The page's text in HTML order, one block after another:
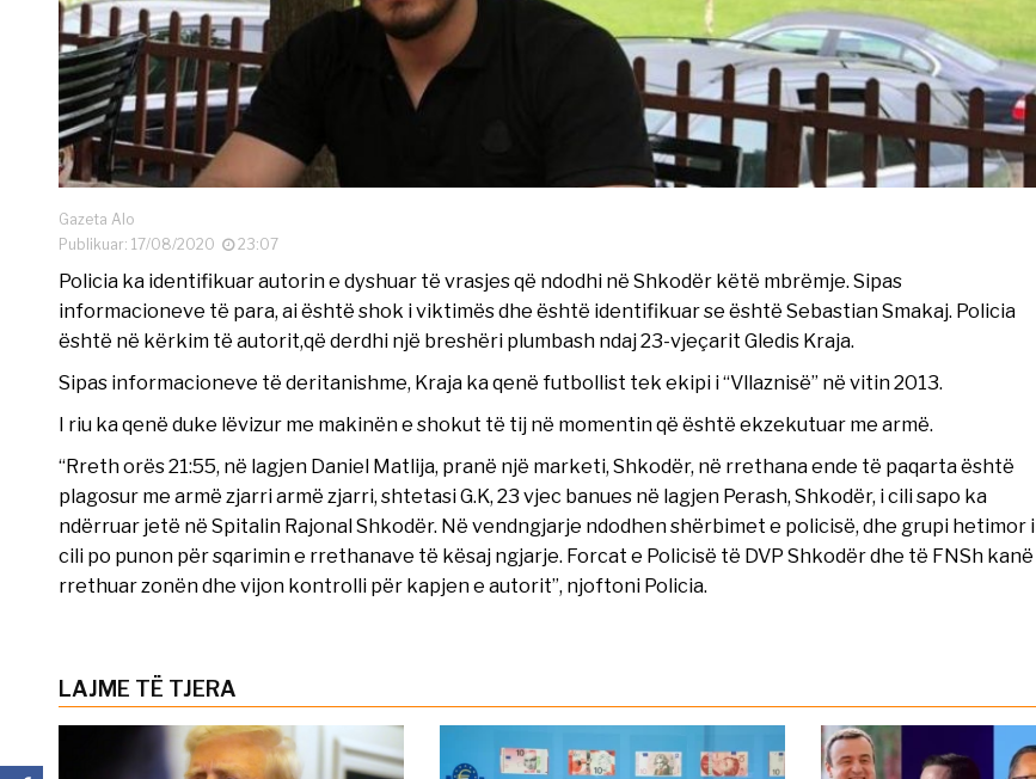
Gazeta Alo
Publikuar: 17/08/2020
23:07
Policia ka identifikuar autorin e dyshuar të vrasjes që ndodhi në Shkodër këtë mbrëmje. Sipas
informacioneve të para, ai është shok i viktimës dhe është identifikuar se është Sebastian Smakaj. Policia
është në kërkim të autorit,që derdhi një breshëri plumbash ndaj 23-vjeçarit Gledis Kraja.
Sipas informacioneve të deritanishme, Kraja ka qenë futbollist tek ekipi i “Vllaznisë” në vitin 2013.
I riu ka qenë duke lëvizur me makinën e shokut të tij në momentin që është ekzekutuar me armë.
“Rreth orës 21:55, në lagjen Daniel Matlija, pranë një marketi, Shkodër, në rrethana ende të paqarta është
plagosur me armë zjarri armë zjarri, shtetasi G.K, 23 vjec banues në lagjen Perash, Shkodër, i cili sapo ka
ndërruar jetë në Spitalin Rajonal Shkodër. Në vendngjarje ndodhen shërbimet e policisë, dhe grupi hetimor i
cili po punon për sqarimin e rrethanave të kësaj ngjarje. Forcat e Policisë të DVP Shkodër dhe të FNSh kanë
rrethuar zonën dhe vijon kontrolli për kapjen e autorit”, njoftoni Policia.
LAJME TË TJERA